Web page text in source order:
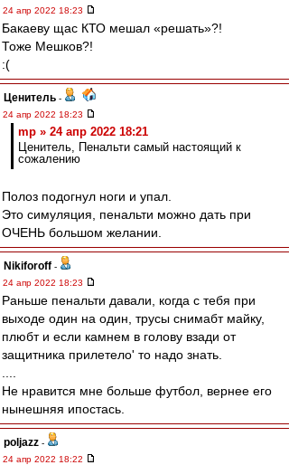
24 апр 2022 18:23
Бакаеву щас КТО мешал «решать»?!
Тоже Мешков?!
:(
Ценитель -
24 апр 2022 18:23
mp » 24 апр 2022 18:21
Ценитель, Пенальти самый настоящий к
сожалению
Полоз подогнул ноги и упал.
Это симуляция, пенальти можно дать при
ОЧЕНЬ большом желании.
Nikiforoff -
24 апр 2022 18:23
Раньше пенальти давали, когда с тебя при
выходе один на один, трусы снимабт майку,
плюбт и если камнем в голову взади от
защитника прилетело' то надо знать.
Не нравится мне больше футбол, вернее его
нынешняя ипостась.
poljazz -
24 апр 2022 18:22